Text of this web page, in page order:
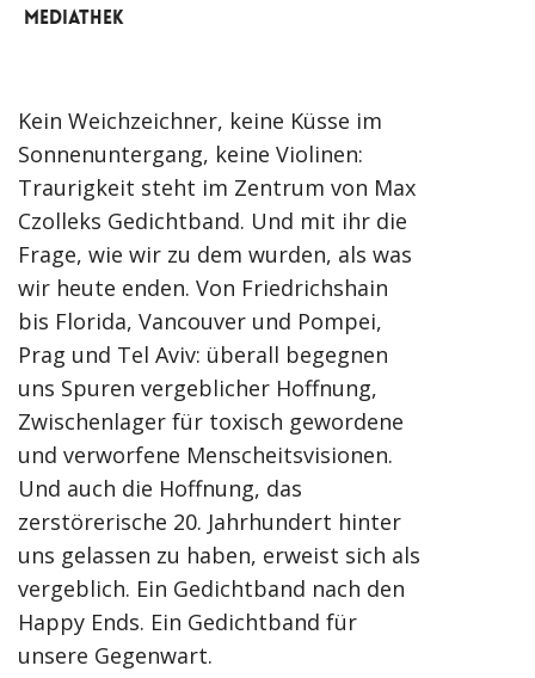
MEDIATHEK
Kein Weichzeichner, keine Küsse im
Sonnenuntergang, keine Violinen:
Traurigkeit steht im Zentrum von Max
Czolleks Gedichtband. Und mit ihr die
Frage, wie wir zu dem wurden, als was
wir heute enden. Von Friedrichshain
bis Florida, Vancouver und Pompei,
Prag und Tel Aviv: überall begegnen
uns Spuren vergeblicher Hoffnung,
Zwischenlager für toxisch gewordene
und verworfene Menscheitsvisionen.
Und auch die Hoffnung, das
zerstörerische 20. Jahrhundert hinter
uns gelassen zu haben, erweist sich als
vergeblich. Ein Gedichtband nach den
Happy Ends. Ein Gedichtband für
unsere Gegenwart.